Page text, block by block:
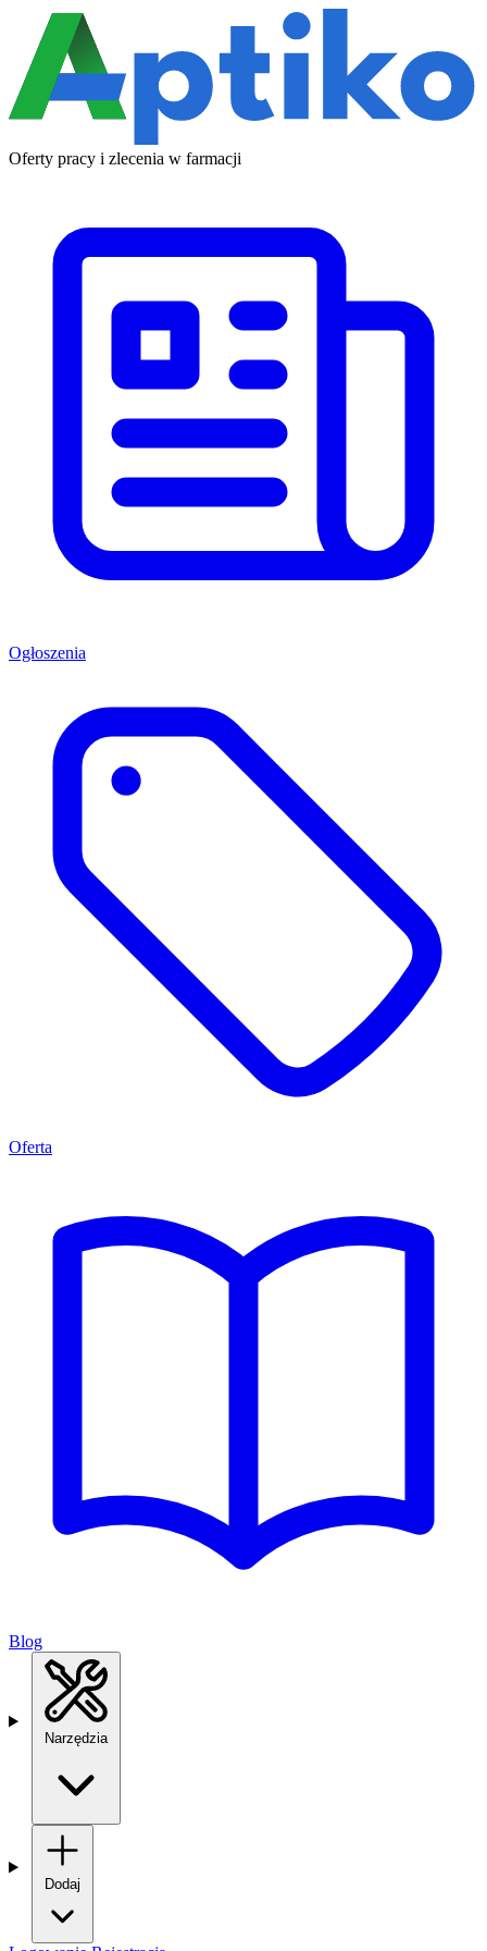
Oferty pracy i zlecenia w farmacji
Ogłoszenia
Oferta
Blog
Narzędzia
Dodaj